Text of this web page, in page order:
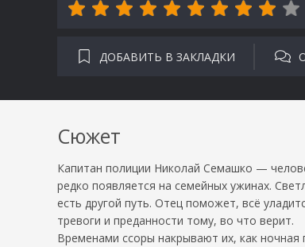
ДОБАВИТЬ В ЗАКЛАДКИ
Сюжет
Капитан полиции Николай Семашко —
редко появляется на семейных ужинах.
есть другой путь. Отец поможет, всё
тревоги и преданности тому, во что верит.
Временами ссоры накрывают их, как